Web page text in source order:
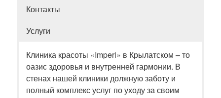
Контакты
Услуги
Клиника красоты «Imperi» в Крылатском – то
оазис здоровья и внутренней гармонии. В
стенах нашей клиники должную заботу и
полный комплекс услуг по уходу за своим